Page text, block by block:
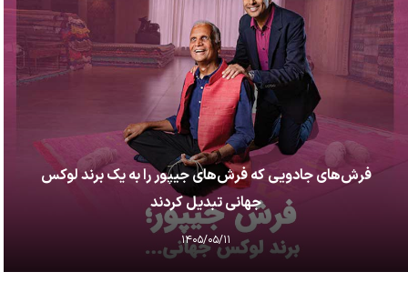
فرش‌های جادویی که فرش‌های جیپور را به یک برند لوکس
جهانی تبدیل کردند
۱۴۰۵/۰۵/۱۱